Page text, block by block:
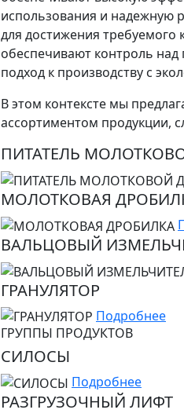
использования и надежную
для достижения
обеспечивают контроль
подход к производству с
В этом контексте мы
ассортиментом продукции,
ПИТАТЕЛЬ
МОЛОТКОВАЯ
ВАЛЬЦОВЫЙ
ГРАНУЛЯТОР
Подробнее
ГРУППЫ ПРОДУКТОВ
СИЛОСЫ
Подробнее
РАЗГРУЗОЧНЫЙ ЛИФТ